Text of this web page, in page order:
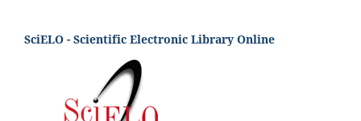
SciELO - Scientific Electronic Library Online